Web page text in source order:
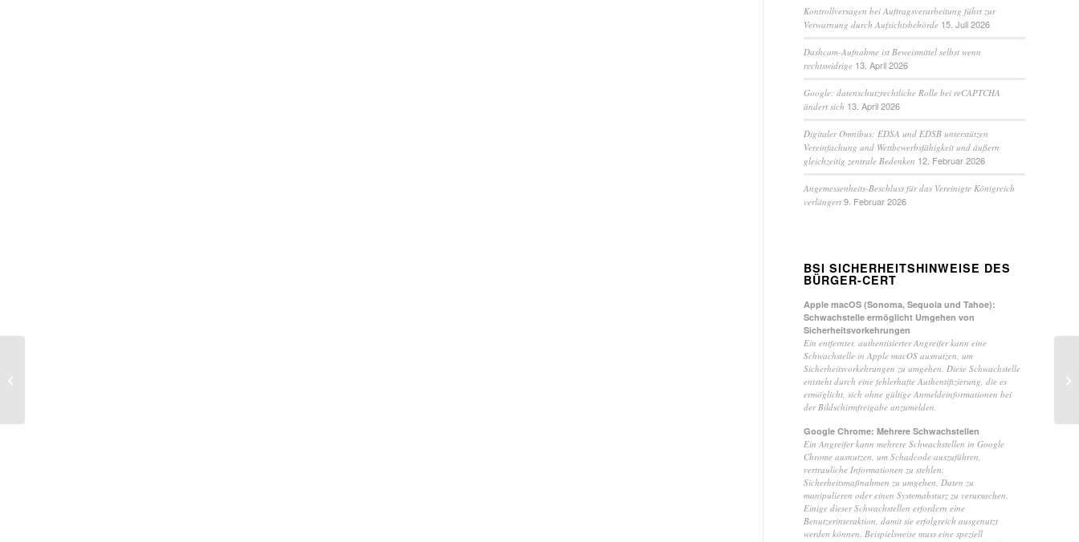
Kontrollversagen bei Auftragsverarbeitung führt zur
Verwarnung durch Aufsichtsbehörde 15. Juli 2026
Dashcam-Aufnahme ist Beweismittel selbst wenn
rechtswidrige 13. April 2026
Google: datenschutzrechtliche Rolle bei reCAPTCHA
ändert sich 13. April 2026
Digitaler Omnibus: EDSA und EDSB unterstützen
Vereinfachung und Wettbewerbsfähigkeit und äußern
gleichzeitig zentrale Bedenken 12. Februar 2026
Angemessenheits-Beschluss für das Vereinigte Königreich
verlängert 9. Februar 2026
BSI SICHERHEITSHINWEISE DES
BÜRGER-CERT
Apple macOS (Sonoma, Sequoia und Tahoe):
Schwachstelle ermöglicht Umgehen von
Sicherheitsvorkehrungen
Ein entfernter, authentisierter Angreifer kann eine
Schwachstelle in Apple macOS ausnutzen, um
Sicherheitsvorkehrungen zu umgehen. Diese Schwachstelle
entsteht durch eine fehlerhafte Authentifizierung, die es
ermöglicht, sich ohne gültige Anmeldeinformationen bei
der Bildschirmfreigabe anzumelden.
Google Chrome: Mehrere Schwachstellen
Ein Angreifer kann mehrere Schwachstellen in Google
Chrome ausnutzen, um Schadcode auszuführen,
vertrauliche Informationen zu stehlen,
Sicherheitsmaßnahmen zu umgehen, Daten zu
manipulieren oder einen Systemabsturz zu verursachen.
Einige dieser Schwachstellen erfordern eine
Benutzerinteraktion, damit sie erfolgreich ausgenutzt
werden können. Beispielsweise muss eine speziell